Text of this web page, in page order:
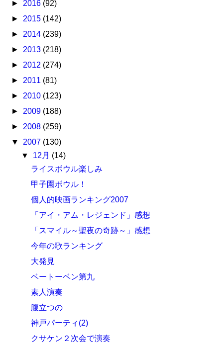
► 2016 (92)
► 2015 (142)
► 2014 (239)
► 2013 (218)
► 2012 (274)
► 2011 (81)
► 2010 (123)
► 2009 (188)
► 2008 (259)
▼ 2007 (130)
▼ 12月 (14)
ライスボウル楽しみ
甲子園ボウル！
個人的映画ランキング2007
「アイ・アム・レジェンド」感想
「スマイル～聖夜の奇跡～」感想
今年の歌ランキング
大発見
ベートーベン第九
素人演奏
腹立つの
神戸パーティ(2)
クサケン２次会で演奏